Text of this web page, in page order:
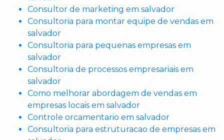
Consultor de marketing em salvador
Consultoria para montar equipe de vendas em
salvador
Consultoria para pequenas empresas em
salvador
Consultoria de processos empresariais em
salvador
Como melhorar abordagem de vendas em
empresas locais em salvador
Controle orcamentario em salvador
Consultoria para estruturacao de empresas em